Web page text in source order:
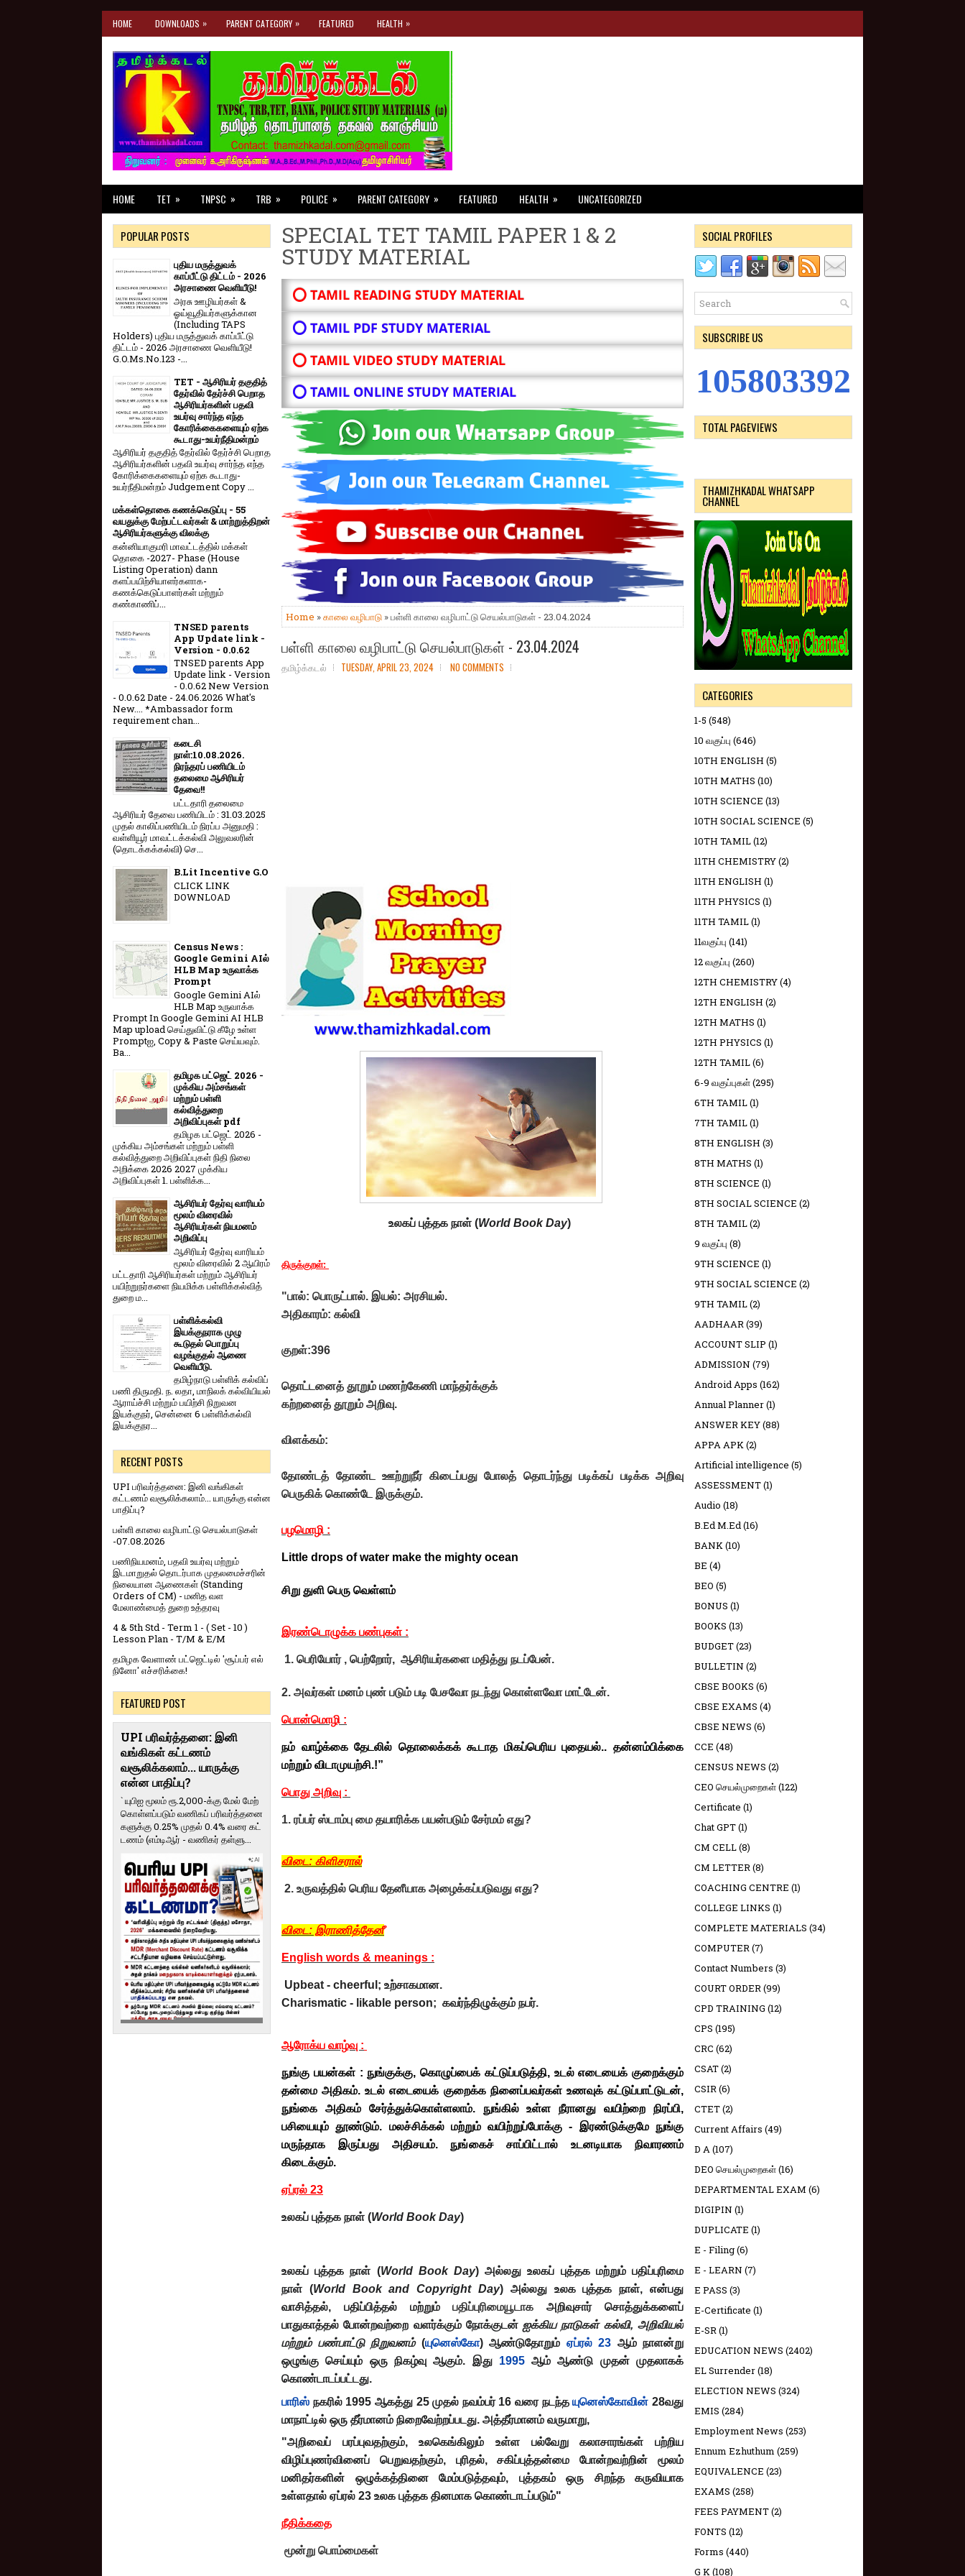
HOME DOWNLOADS » PARENT CATEGORY » FEATURED HEALTH »
HOME TET » TNPSC » TRB » POLICE » PARENT CATEGORY » FEATURED HEALTH » UNCATEGORIZED
SPECIAL TET TAMIL PAPER 1 & 2
STUDY MATERIAL
⭕ TAMIL READING STUDY MATERIAL
⭕ TAMIL PDF STUDY MATERIAL
⭕ TAMIL VIDEO STUDY MATERIAL
⭕ TAMIL ONLINE STUDY MATERIAL
Home »காலை வழிபாடு » பள்ளி காலை வழிபாட்டு செயல்பாடுகள் - 23.04.2024
பள்ளி காலை வழிபாட்டு செயல்பாடுகள் - 23.04.2024
தமிழ்க்கடல் TUESDAY, APRIL 23, 2024 NO COMMENTS
உலகப் புத்தக நாள்(World Book Day)
திருக்குறள்:
"பால்: பொருட்பால். இயல்: அரசியல்.
அதிகாரம்: கல்வி
குறள்:396
தொட்டனைத் தூறும் மணற்கேணி மாந்தர்க்குக்
கற்றனைத் தூறும் அறிவு.
விளக்கம்:
தோண்டத் தோண்ட ஊற்றுநீர் கிடைப்பது போலத் தொடர்ந்து படிக்கப் படிக்க அறிவு
பெருகிக் கொண்டே இருக்கும்.
பழமொழி :
Little drops of water make the mighty ocean
சிறு துளி பெரு வெள்ளம்
இரண்டொழுக்க பண்புகள் :
1. பெரியோர் , பெற்றோர், ஆசிரியர்களை மதித்து நடப்பேன்.
2. அவர்கள் மனம் புண் படும் படி பேசவோ நடந்து கொள்ளவோ மாட்டேன்.
பொன்மொழி :
நம் வாழ்க்கை தேடலில் தொலைக்கக் கூடாத மிகப்பெரிய புதையல்.. தன்னம்பிக்கை
மற்றும் விடாமுயற்சி.!”
பொது அறிவு :
1. ரப்பர் ஸ்டாம்பு மை தயாரிக்க பயன்படும் சேர்மம் எது?
விடை: கிளிசரால்
2. உருவத்தில் பெரிய தேனீயாக அழைக்கப்படுவது எது?
விடை: இராணித்தேனீ
English words & meanings :
Upbeat - cheerful; உற்சாகமான.
Charismatic - likable person; கவர்ந்திழுக்கும் நபர்.
ஆரோக்ய வாழ்வு :
நுங்கு பயன்கள் : நுங்குக்கு, கொழுப்பைக் கட்டுப்படுத்தி, உடல் எடையைக் குறைக்கும்
தன்மை அதிகம். உடல் எடையைக் குறைக்க நினைப்பவர்கள் உணவுக் கட்டுப்பாட்டுடன்,
நுங்கை அதிகம் சேர்த்துக்கொள்ளலாம். நுங்கில் உள்ள நீரானது வயிற்றை நிரப்பி,
பசியையும் தூண்டும். மலச்சிக்கல் மற்றும் வயிற்றுப்போக்கு - இரண்டுக்குமே நுங்கு
மருந்தாக இருப்பது அதிசயம். நுங்கைச் சாப்பிட்டால் உடனடியாக நிவாரணம்
கிடைக்கும்.
ஏப்ரல் 23
உலகப் புத்தக நாள் (World Book Day)
உலகப் புத்தக நாள் (World Book Day) அல்லதுஉலகப் புத்தக மற்றும் பதிப்புரிமை
நாள் (World Book and Copyright Day) அல்லது உலக புத்தக நாள், என்பது
வாசித்தல், பதிப்பித்தல் மற்றும்பதிப்புரிமையூடாக அறிவுசார் சொத்துக்களைப்
பாதுகாத்தல் போன்றவற்றை வளர்க்கும் நோக்குடன் ஐக்கிய நாடுகள் கல்வி, அறிவியல்
மற்றும் பண்பாட்டு நிறுவனம்(யுனெஸ்கோ) ஆண்டுதோறும் ஏப்ரல் 23 ஆம் நாளன்று
ஒழுங்கு செய்யும் ஒரு நிகழ்வு ஆகும். இது 1995ஆம் ஆண்டு முதன் முதலாகக்
கொண்டாடப்பட்டது.
பாரிஸ் நகரில் 1995 ஆகத்து 25 முதல் நவம்பர் 16 வரை நடந்தயுனெஸ்கோவின் 28வது
மாநாட்டில் ஒரு தீர்மானம் நிறைவேற்றப்படது. அத்தீர்மானம் வருமாறு,
"அறிவைப் பரப்புவதற்கும், உலகெங்கிலும் உள்ள பல்வேறு கலாசாரங்கள் பற்றிய
விழிப்புணர்வினைப் பெறுவதற்கும், புரிதல், சகிப்புத்தன்மை போன்றவற்றின் மூலம்
மனிதர்களின் ஒழுக்கத்தினை மேம்படுத்தவும், புத்தகம் ஒரு சிறந்த கருவியாக
உள்ளதால் ஏப்ரல் 23 உலக புத்தக தினமாக கொண்டாடப்படும்"
நீதிக்கதை
மூன்று பொம்மைகள்
POPULAR POSTS
புதிய மருத்துவக்
காப்பீட்டு திட்டம் - 2026
அரசாணை வெளியீடு!
அரசு ஊழியர்கள் &
ஓய்வூதியர்களுக்கான
(Including TAPS
Holders) புதிய மருத்துவக் காப்பீட்டு
திட்டம் - 2026 அரசாணை வெளியீடு!
G.O.Ms.No.123 -...
TET - ஆசிரியர் தகுதித்
தேர்வில் தேர்ச்சி பெறாத
ஆசிரியர்களின் பதவி
உயர்வு சார்ந்த எந்த
கோரிக்கைகளையும் ஏற்க
கூடாது-உயர்நீதிமன்றம்
ஆசிரியர் தகுதித் தேர்வில் தேர்ச்சி பெறாத
ஆசிரியர்களின் பதவி உயர்வு சார்ந்த எந்த
கோரிக்கைகளையும் ஏற்க கூடாது-
உயர்நீதிமன்றம் Judgement Copy ...
மக்கள்தொகை கணக்கெடுப்பு - 55
வயதுக்கு மேற்பட்டவர்கள் & மாற்றுத்திறன்
ஆசிரியர்களுக்கு விலக்கு
கன்னியாகுமரி மாவட்டத்தில் மக்கள்
தொகை -2027- Phase (House
Listing Operation) dann
களப்பயிற்சியாளர்களாக-
கணக்கெடுப்பாளர்கள் மற்றும்
கண்காணிப்...
TNSED parents
App Update link -
Version - 0.0.62
TNSED parents App
Update link - Version
- 0.0.62 New Version
- 0.0.62 Date - 24.06.2026 What's
New.... *Ambassador form
requirement chan...
கடைசி
நாள்:10.08.2026.
நிரந்தரப் பணியிடம்
தலைமை ஆசிரியர்
தேவை!!
பட்டதாரி தலைமை
ஆசிரியர் தேவை பணியிடம் : 31.03.2025
முதல் காலிப்பணியிடம் நிரப்ப அனுமதி :
வள்ளியூர் மாவட்டக்கல்வி அலுவலரின்
(தொடக்கக்கல்வி) செ...
B.Lit Incentive G.O
CLICK LINK
DOWNLOAD
Census News :
Google Gemini AIல்
HLB Map உருவாக்க
Prompt
Google Gemini AIல்
HLB Map உருவாக்க
Prompt In Google Gemini AI HLB
Map upload செய்துவிட்டு கீழே உள்ள
Promptஐ, Copy & Paste செய்யவும்.
Ba...
தமிழக பட்ஜெட் 2026 -
முக்கிய அம்சங்கள்
மற்றும் பள்ளி
கல்வித்துறை
அறிவிப்புகள் pdf
தமிழக பட்ஜெட் 2026 -
முக்கிய அம்சங்கள் மற்றும் பள்ளி
கல்வித்துறை அறிவிப்புகள் நிதி நிலை
அறிக்கை 2026 2027 முக்கிய
அறிவிப்புகள் 1. பள்ளிக்க...
ஆசிரியர் தேர்வு வாரியம்
மூலம் விரைவில்
ஆசிரியர்கள் நியமனம்
அறிவிப்பு
ஆசிரியர் தேர்வு வாரி​யம்
மூலம் விரை​வில் 2 ஆயிரம்
பட்​ட​தாரி ஆசிரியர்​கள் மற்​றும் ஆசிரியர்
பயிற்றுநர்​களை நியமிக்க பள்​ளிக்​கல்​வித்​
துறை ம...
பள்ளிக்கல்வி
இயக்குநராக முழு
கூடுதல் பொறுப்பு
வழங்குதல் ஆணை
வெளியீடு.
தமிழ்நாடு பள்ளிக் கல்விப்
பணி திருமதி. ந. லதா, மாநிலக் கல்வியியல்
ஆராய்ச்சி மற்றும் பயிற்சி நிறுவன
இயக்குநர், சென்னை 6 பள்ளிக்கல்வி
இயக்குநர...
RECENT POSTS
UPI பரிவர்த்தனை: இனி வங்கிகள்
கட்டணம் வசூலிக்கலாம்... யாருக்கு என்ன
பாதிப்பு?
பள்ளி காலை வழிபாட்டு செயல்பாடுகள்
-07.08.2026
பணிநியமனம், பதவி உயர்வு மற்றும்
இடமாறுதல் தொடர்பாக முதலமைச்சரின்
நிலையான ஆணைகள் (Standing
Orders of CM) - மனித வள
மேலாண்மைத் துறை உத்தரவு
4 & 5th Std - Term 1 - ( Set - 10 )
Lesson Plan - T/M & E/M
தமிழக வேளாண் பட்ஜெட்டில் 'சூப்பர் எல்
நினோ' எச்சரிக்கை!
FEATURED POST
UPI பரிவர்த்தனை: இனி
வங்கிகள் கட்டணம்
வசூலிக்கலாம்... யாருக்கு
என்ன பாதிப்பு?
` யுபிஐ மூலம் ரூ.2,000-க்கு மேல் மேற்​
கொள்​ளப்​படும் வணி​கப் பரிவர்த்​தனை​
களுக்கு 0.25% முதல் 0.4% வரை கட்​
ட​ணம் (எம்​டிஆர் - வணி​கர் தள்​ளு...
SOCIAL PROFILES
SUBSCRIBE US
105803392
TOTAL PAGEVIEWS
THAMIZHKADAL WHATSAPP
CHANNEL
CATEGORIES
1-5 (548)
10 வகுப்பு (646)
10TH ENGLISH (5)
10TH MATHS (10)
10TH SCIENCE (13)
10TH SOCIAL SCIENCE (5)
10TH TAMIL(12)
11TH CHEMISTRY(2)
11TH ENGLISH (1)
11TH PHYSICS (1)
11TH TAMIL(1)
11வகுப்பு (141)
12 வகுப்பு (260)
12TH CHEMISTRY(4)
12TH ENGLISH (2)
12TH MATHS (1)
12TH PHYSICS (1)
12TH TAMIL(6)
6-9 வகுப்புகள்(295)
6TH TAMIL(1)
7TH TAMIL(1)
8TH ENGLISH (3)
8TH MATHS (1)
8TH SCIENCE (1)
8TH SOCIAL SCIENCE (2)
8TH TAMIL(2)
9 வகுப்பு (8)
9TH SCIENCE (1)
9TH SOCIAL SCIENCE (2)
9TH TAMIL(2)
AADHAAR(39)
ACCOUNT SLIP (1)
ADMISSION (79)
Android Apps (162)
Annual Planner(1)
ANSWER KEY(88)
APPA APK(2)
Artificial intelligence (5)
ASSESSMENT(1)
Audio (18)
B.Ed M.Ed(16)
BANK(10)
BE (4)
BEO (5)
BONUS (1)
BOOKS (13)
BUDGET(23)
BULLETIN (2)
CBSE BOOKS (6)
CBSE EXAMS (4)
CBSE NEWS (6)
CCE (48)
CENSUS NEWS (2)
CEO செயல்முறைகள்(122)
Certificate (1)
Chat GPT(1)
CM CELL(8)
CM LETTER(8)
COACHING CENTRE (1)
COLLEGE LINKS (1)
COMPLETE MATERIALS (34)
COMPUTER(7)
Contact Numbers (3)
COURT ORDER(99)
CPD TRAINING (12)
CPS (195)
CRC (62)
CSAT(2)
CSIR(6)
CTET(2)
Current Affairs (49)
D A(107)
DEO செயல்முறைகள்(16)
DEPARTMENTAL EXAM (6)
DIGIPIN (1)
DUPLICATE (1)
E - Filing(6)
E - LEARN (7)
E PASS (3)
E-Certificate (1)
E-SR(1)
EDUCATION NEWS (2402)
EL Surrender(18)
ELECTION NEWS (324)
EMIS (284)
Employment News (253)
Ennum Ezhuthum (259)
EQUIVALENCE (23)
EXAMS (258)
FEES PAYMENT(2)
FONTS (12)
Forms (440)
G K(108)